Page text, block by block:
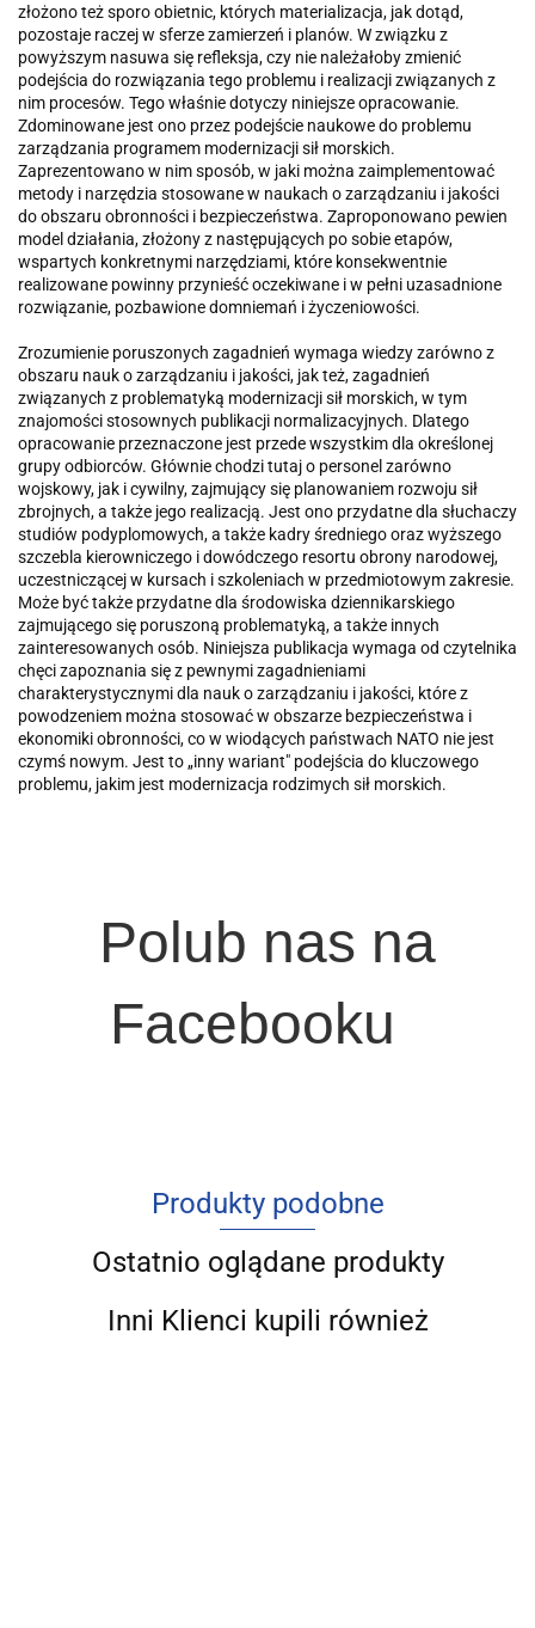
złożono też sporo obietnic, których materializacja, jak dotąd,
pozostaje raczej w sferze zamierzeń i planów. W związku z
powyższym nasuwa się refleksja, czy nie należałoby zmienić
podejścia do rozwiązania tego problemu i realizacji związanych z
nim procesów. Tego właśnie dotyczy niniejsze opracowanie.
Zdominowane jest ono przez podejście naukowe do problemu
zarządzania programem modernizacji sił morskich.
Zaprezentowano w nim sposób, w jaki można zaimplementować
metody i narzędzia stosowane w naukach o zarządzaniu i jakości
do obszaru obronności i bezpieczeństwa. Zaproponowano pewien
model działania, złożony z następujących po sobie etapów,
wspartych konkretnymi narzędziami, które konsekwentnie
realizowane powinny przynieść oczekiwane i w pełni uzasadnione
rozwiązanie, pozbawione domniemań i życzeniowości.
Zrozumienie poruszonych zagadnień wymaga wiedzy zarówno z
obszaru nauk o zarządzaniu i jakości, jak też, zagadnień
związanych z problematyką modernizacji sił morskich, w tym
znajomości stosownych publikacji normalizacyjnych. Dlatego
opracowanie przeznaczone jest przede wszystkim dla określonej
grupy odbiorców. Głównie chodzi tutaj o personel zarówno
wojskowy, jak i cywilny, zajmujący się planowaniem rozwoju sił
zbrojnych, a także jego realizacją. Jest ono przydatne dla słuchaczy
studiów podyplomowych, a także kadry średniego oraz wyższego
szczebla kierowniczego i dowódczego resortu obrony narodowej,
uczestniczącej w kursach i szkoleniach w przedmiotowym zakresie.
Może być także przydatne dla środowiska dziennikarskiego
zajmującego się poruszoną problematyką, a także innych
zainteresowanych osób. Niniejsza publikacja wymaga od czytelnika
chęci zapoznania się z pewnymi zagadnieniami
charakterystycznymi dla nauk o zarządzaniu i jakości, które z
powodzeniem można stosować w obszarze bezpieczeństwa i
ekonomiki obronności, co w wiodących państwach NATO nie jest
czymś nowym. Jest to „inny wariant" podejścia do kluczowego
problemu, jakim jest modernizacja rodzimych sił morskich.
Polub nas na
Facebooku
Produkty podobne
Ostatnio oglądane produkty
Inni Klienci kupili również